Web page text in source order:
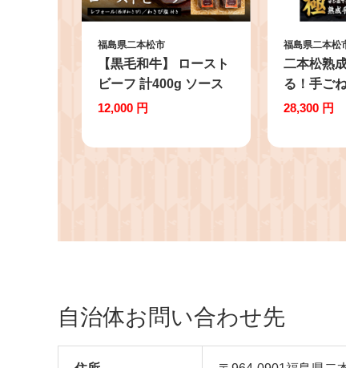
福島県二本松市
【黒毛和牛】 ロースト
ビーフ 計400g ソース
付 | ローストビーフ 絶
式会社コーシン】
12,000 円
福島県二本松
二本松熟
る！手ご
3kg（
分け はん
と納税 ラ
ビーフ 挽
く ミンチ
28,300 円
自治体お問い合わせ先